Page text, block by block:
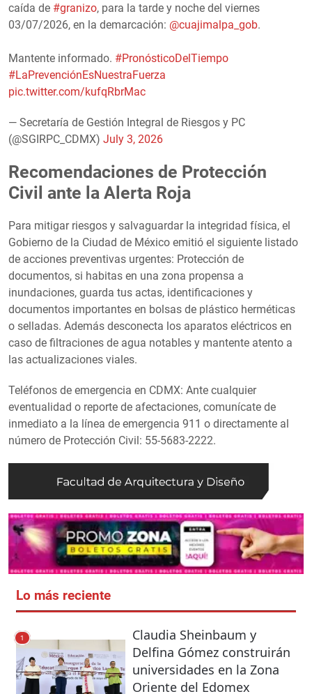
caída de #granizo, para la tarde y noche del viernes
03/07/2026, en la demarcación: @cuajimalpa_gob.
Mantente informado. #PronósticoDelTiempo
#LaPrevenciónEsNuestraFuerza
pic.twitter.com/kufqRbrMac
— Secretaría de Gestión Integral de Riesgos y PC
(@SGIRPC_CDMX) July 3, 2026
Recomendaciones de Protección
Civil ante la Alerta Roja
Para mitigar riesgos y salvaguardar la integridad física, el
Gobierno de la Ciudad de México emitió el siguiente listado
de acciones preventivas urgentes: Protección de
documentos, si habitas en una zona propensa a
inundaciones, guarda tus actas, identificaciones y
documentos importantes en bolsas de plástico herméticas
o selladas. Además desconecta los aparatos eléctricos en
caso de filtraciones de agua notables y mantente atento a
las actualizaciones viales.
Teléfonos de emergencia en CDMX: Ante cualquier
eventualidad o reporte de afectaciones, comunícate de
inmediato a la línea de emergencia 911 o directamente al
número de Protección Civil: 55-5683-2222.
Lo más reciente
1
Claudia Sheinbaum y
Delfina Gómez construirán
universidades en la Zona
Oriente del Edomex